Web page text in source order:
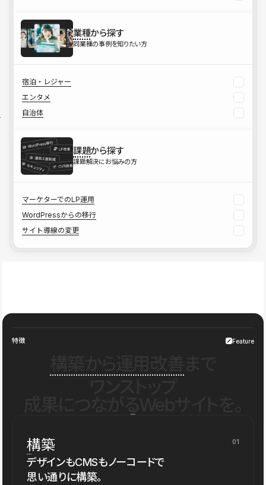
業種から探す
同業種の事例を知りたい方
宿泊・レジャー
エンタメ
自治体
課題から探す
課題解決にお悩みの方
マーケターでのLP運用
WordPressからの移行
サイト導線の変更
特徴 Feature
構築 01
デザインもCMSもノーコードで
思い通りに構築。